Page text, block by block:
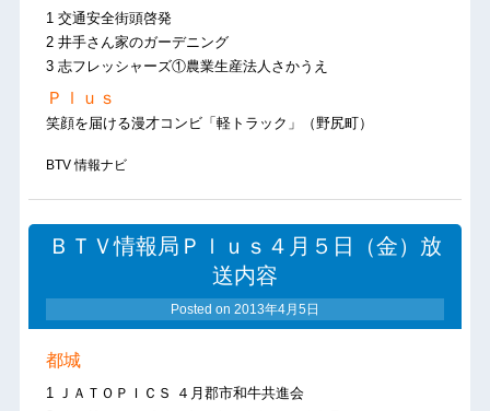
1 交通安全街頭啓発
2 井手さん家のガーデニング
3 志フレッシャーズ①農業生産法人さかうえ
Ｐｌｕｓ
笑顔を届ける漫才コンビ「軽トラック」（野尻町）
BTV 情報ナビ
ＢＴＶ情報局Ｐｌｕｓ４月５日（金）放
送内容
Posted on 2013年4月5日
都城
1 ＪＡＴＯＰＩＣＳ ４月郡市和牛共進会